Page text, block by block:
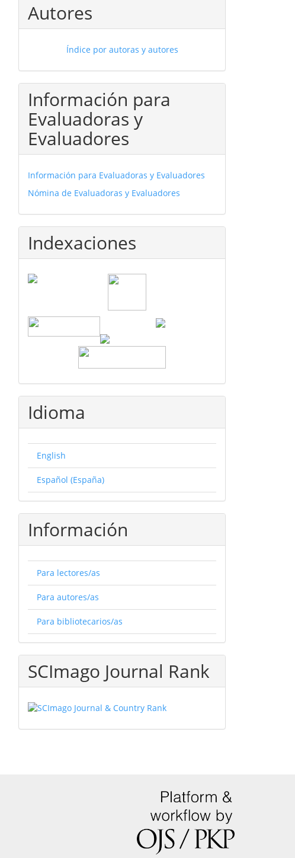
Autores
Índice por autoras y autores
Información para
Evaluadoras y
Evaluadores
Información para Evaluadoras y Evaluadores
Nómina de Evaluadoras y Evaluadores
Indexaciones
Idioma
English
Español (España)
Información
Para lectores/as
Para autores/as
Para bibliotecarios/as
SCImago Journal Rank